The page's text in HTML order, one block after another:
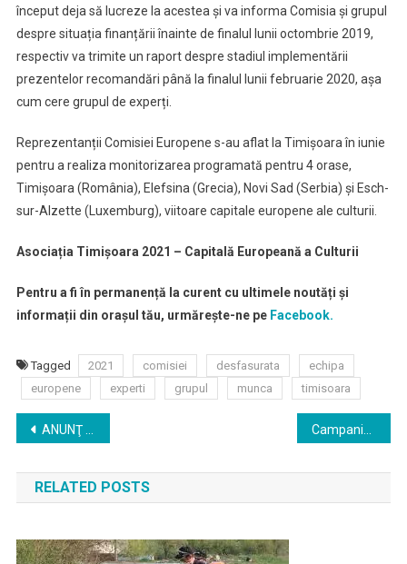
început deja să lucreze la acestea și va informa Comisia și grupul
despre situația finanțării înainte de finalul lunii octombrie 2019,
respectiv va trimite un raport despre stadiul implementării
prezentelor recomandări până la finalul lunii februarie 2020, așa
cum cere grupul de experți.
Reprezentanții Comisiei Europene s-au aflat la Timișoara în iunie
pentru a realiza monitorizarea programată pentru 4 orase,
Timișoara (România), Elefsina (Grecia), Novi Sad (Serbia) și Esch-
sur-Alzette (Luxemburg), viitoare capitale europene ale culturii.
Asociația Timișoara 2021 – Capitală Europeană a Culturii
Pentru a fi în permanență la curent cu ultimele noutăți și
informații din orașul tău, urmărește-ne peFacebook.
Tagged 2021 comisiei desfasurata
echipa
europene
experti grupul munca timisoara
Navigare
în
articole
ANUNŢ DE PARTICIPARE privind finanţările nerambursabile din bugetul Direcţiei de Asistenţă Socială a Municipiului Timişoara pentru activităţi nonprofit de interes local pentru anul 2019
RELATED POSTS